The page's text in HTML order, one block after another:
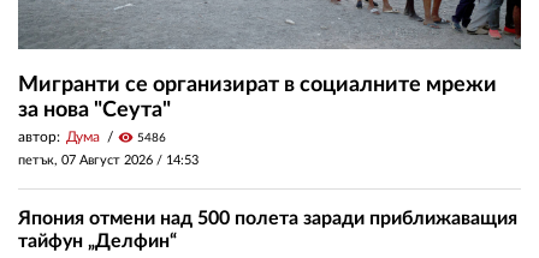
Мигранти се организират в социалните мрежи
за нова "Сеута"
автор: Дума visibility 5486
петък, 07 Август 2026 / 14:53
Япония отмени над 500 полета заради приближаващия
тайфун „Делфин“